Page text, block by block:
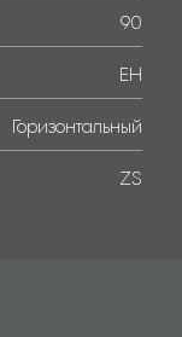
90
EH
Горизонтальный
ZS